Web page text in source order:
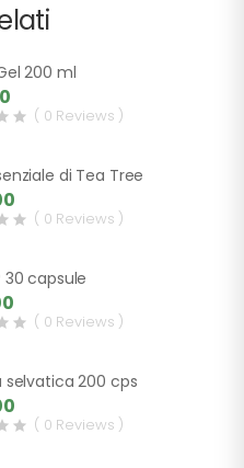
200 ml
( 0 Reviews )
di Tea Tree
( 0 Reviews )
30 capsule
( 0 Reviews )
selvatica 200 cps
( 0 Reviews )